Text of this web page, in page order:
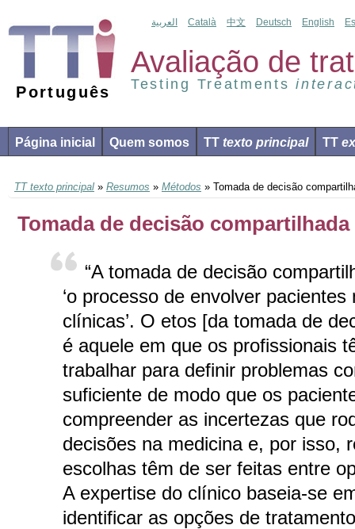
Português
Avaliação de
Testing Treatments
العربية Català 中文 Deutsch English
Página inicial Quem somos TT texto principal TT
TT texto principal » Resumos » Métodos » Tomada de decisão
Tomada de decisão compartilhada
“A tomada de decisão
‘o processo de envolver pacientes
clínicas’. O etos [da tomada de
é aquele em que os profissionais
trabalhar para definir problemas
suficiente de modo que os
compreender as incertezas que
decisões na medicina e, por isso,
escolhas têm de ser feitas entre
A expertise do clínico baseia-se
identificar as opções de